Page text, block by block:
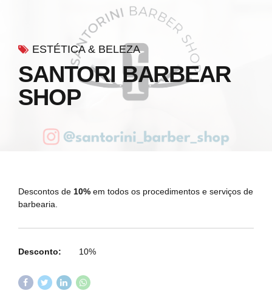
ESTÉTICA & BELEZA
SANTORI BARBEAR
SHOP
Descontos de 10% em todos os procedimentos e serviços de
barbearia.
Desconto: 10%